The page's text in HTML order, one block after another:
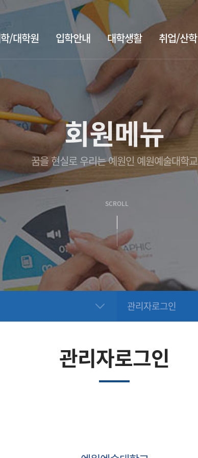
/대학원 입학안내 대학생활 취업/산학
회원메뉴
꿈을 현실로 우리는 예원인 예원예술대학교
SCROLL
관리자로그인
관리자로그인